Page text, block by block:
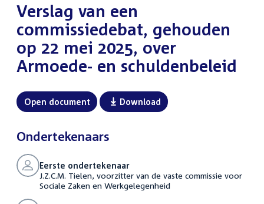
:Verslag van een
commissiedebat, gehouden
op 22 mei 2025, over
Armoede- en schuldenbeleid
Open document Download
Ondertekenaars
Eerste ondertekenaar
J.Z.C.M. Tielen, voorzitter van de vaste commissie voor
Sociale Zaken en Werkgelegenheid